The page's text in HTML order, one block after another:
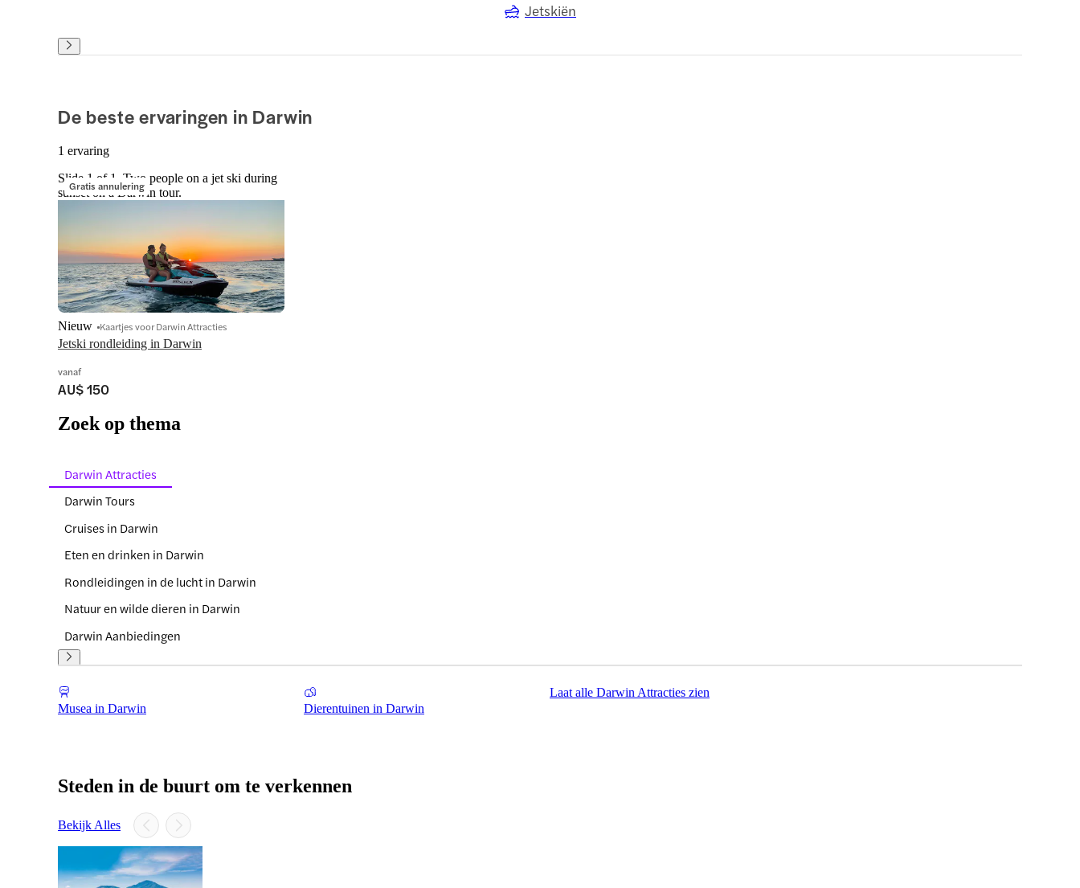
Jetskiën
De beste ervaringen in Darwin
1 ervaring
Gratis annulering
Slide 1 of 1, Two people on a jet ski during
sunset on a Darwin tour.
Jetski rondleiding in Darwin
Nieuw Kaartjes voor Darwin Attracties
vanaf
AU$ 150
Zoek op thema
Darwin Attracties
Darwin Tours
Cruises in Darwin
Eten en drinken in Darwin
Rondleidingen in de lucht in Darwin
Natuur en wilde dieren in Darwin
Darwin Aanbiedingen
Musea in Darwin Dierentuinen in Darwin
Laat alle Darwin Attracties zien
Steden in de buurt om te verkennen
Bekijk Alles